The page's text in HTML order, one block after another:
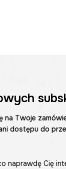
Twoje
dostępu do
naprawdę Cię